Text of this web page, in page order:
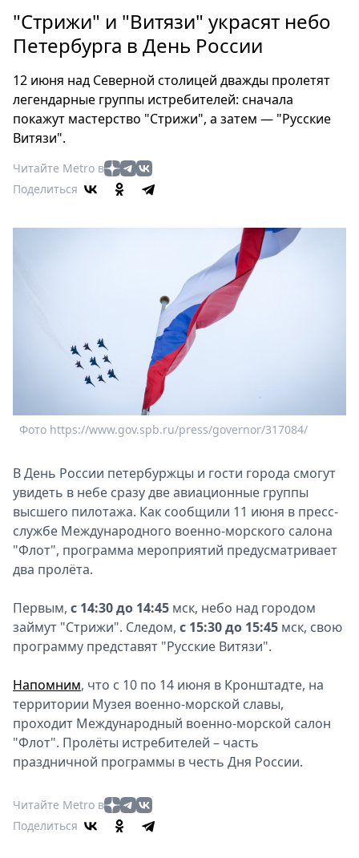
Россия
Мир
Еда
Туризм
Театр
Кино
Афиша
Книги
Metro
Стримы
Спецпроекты
Выборы
2026
Metro
"Стрижи" и "Витязи" украсят небо
Петербурга в День России
12 июня над Северной столицей дважды пролетят
легендарные группы истребителей: сначала
покажут мастерство "Стрижи", а затем — "Русские
Витязи".
Читайте Metro в
Поделиться
Фото https://www.gov.spb.ru/press/governor/317084/
В День России петербуржцы и гости города смогут
увидеть в небе сразу две авиационные группы
высшего пилотажа. Как сообщили 11 июня в пресс-
службе Международного военно-морского салона
"Флот", программа мероприятий предусматривает
два пролёта.
Первым, с 14:30 до 14:45 мск, небо над городом
займут "Стрижи". Следом, с 15:30 до 15:45 мск, свою
программу представят "Русские Витязи".
Напомним, что с 10 по 14 июня в Кронштадте, на
территории Музея военно-морской славы,
проходит Международный военно-морской салон
"Флот". Пролёты истребителей – часть
праздничной программы в честь Дня России.
Читайте Metro в
Поделиться